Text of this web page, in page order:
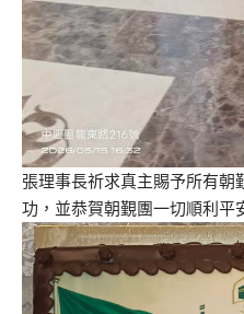
張理事長祈求真主賜予所有
功， 並恭賀朝覲團一切順利平